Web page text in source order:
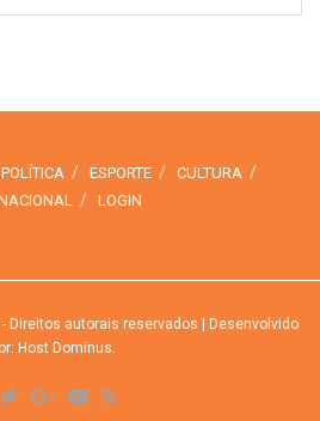
POLÍTICA ESPORTE
CULTURA
LOGIN
- Direitos autorais reservados | Desenvolvido
Host Dominus.